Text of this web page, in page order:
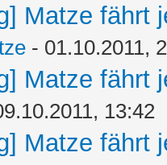
Matze fährt
- 01.10.2011,
Matze fährt
13:42
Matze fährt